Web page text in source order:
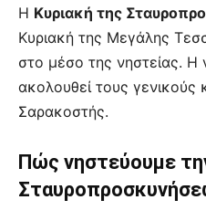
Η Κυριακή της
Κυριακή της Μεγάλης
στο μέσο της νηστείας. Η
ακολουθεί τους
Σαρακοστής.
Πώς νηστεύουμε